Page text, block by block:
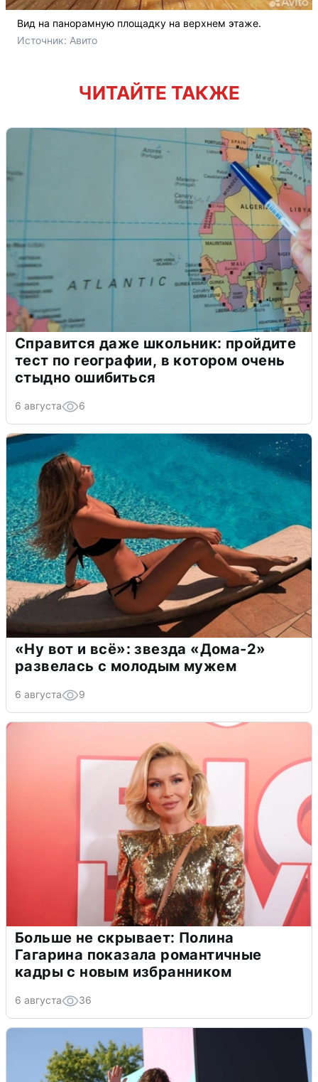
Вид на панорамную площадку на верхнем этаже.
Источник: Авито
ЧИТАЙТЕ ТАКЖЕ
Справится даже школьник: пройдите
тест по географии, в котором очень
стыдно ошибиться
6 августа 6
«Ну вот и всё»: звезда «Дома-2»
развелась с молодым мужем
6 августа 9
Больше не скрывает: Полина
Гагарина показала романтичные
кадры с новым избранником
6 августа 36